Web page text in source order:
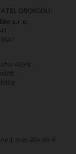
OBCHODU:
s.r.o.
469/8
metráže do 4